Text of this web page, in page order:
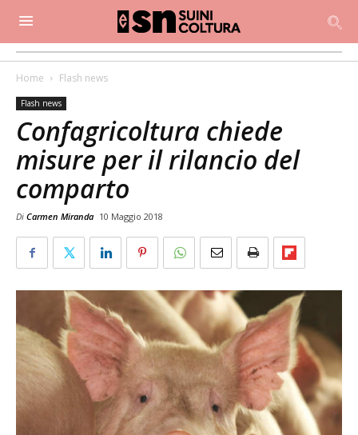
Home Flash news
Flash news
Confagricoltura chiede
misure per il rilancio del
comparto
Di Carmen Miranda 10 Maggio 2018